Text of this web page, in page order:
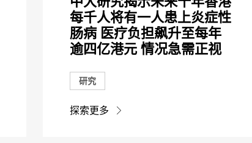
每千人将有一人患上炎症性
肠病 医疗负担飙升至每年
逾四亿港元 情况急需正视
研究
探索更多